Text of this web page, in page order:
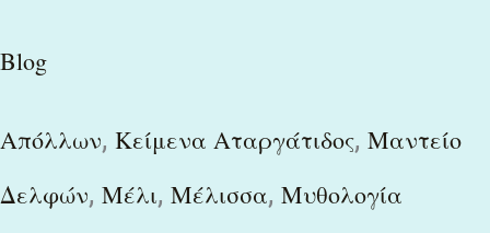
Blog
Απόλλων, Κείμενα Αταργάτιδος, Μαντείο
Δελφών, Μέλι, Μέλισσα, Μυθολογία